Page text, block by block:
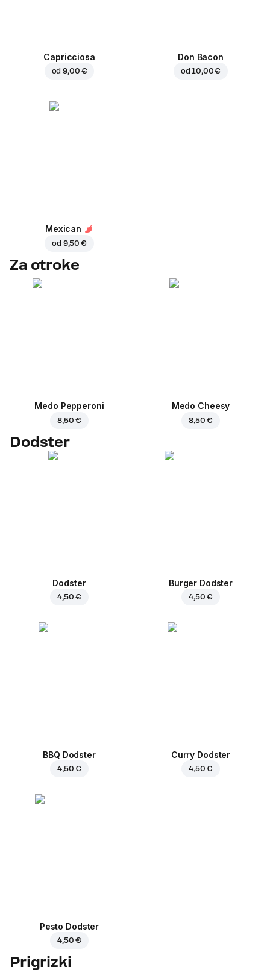
Capricciosa
od9,00 €
Don Bacon
od10,00 €
Mexican
od 9,50 €
Za otroke
Medo Pepperoni
8,50 €
Medo Cheesy
8,50 €
Dodster
Dodster
4,50 €
Burger Dodster
4,50 €
BBQ Dodster
4,50 €
Curry Dodster
4,50 €
Pesto Dodster
4,50 €
Prigrizki